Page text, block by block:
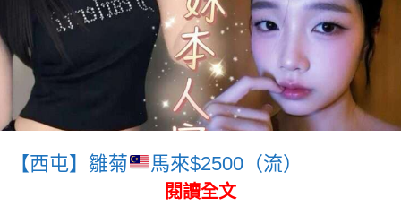
【西屯】雛菊 馬來$2500（流）
閱讀全文